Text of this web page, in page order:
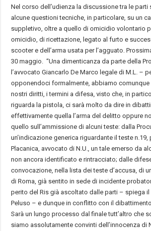
Nel corso dell’udienza la discussione tra le parti
alcune questioni tecniche, in particolare, su un
suppletivo, oltre a quello di omicidio volontario
omicidio, di ricettazione, legato al furto e
scooter e dell’arma usata per l’agguato.
30 maggio. “Una dimenticanza da parte della
l’avvocato Giancarlo De Marco legale di M.L. –
opponendoci formalmente, abbiamo
nostri diritti, i termini a difesa, visto che, in
riguarda la pistola, ci sarà molto da dire in
effettivamente quella l’arma del delitto oppure
quello sull’ammissione di alcuni teste: dalla
un’indicazione generica riguardante il teste
Placanica, avvocato di N.U., un tale emerso da
non ancora identificato e rintracciato; dalle
convocazione, nella lista dei teste d’accusa, di
di Roma, già sentito in sede di incidente
perito del Ris già ascoltato dalle parti – spiega il
Peluso – e dunque in conflitto con il dibattimento
Sarà un lungo processo dal finale tutt’altro che
siamo assolutamente convinti dell’innocenza di